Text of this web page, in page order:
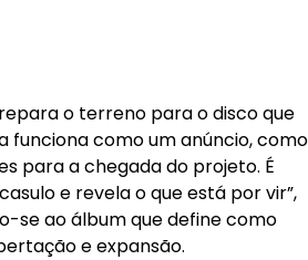
o terreno para o disco que
funciona como um anúncio, como
para a chegada do projeto. É
e revela o que está por vir”,
se ao álbum que define como
e expansão.